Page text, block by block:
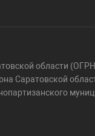
области
Саратовской